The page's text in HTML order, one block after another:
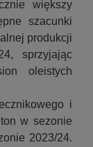
większy
szacunki
produkcji
sprzyjając
oleistych
i
w sezonie
2023/24.